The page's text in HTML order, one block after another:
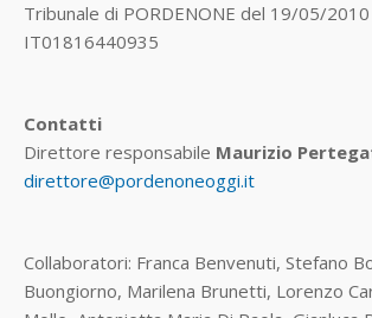
Tribunale di PORDENONE del 19/05/2010
IT01816440935
Contatti
Direttore responsabile Maurizio
direttore@pordenoneoggi.it
Collaboratori: Franca Benvenuti, Stefano
Buongiorno, Marilena Brunetti, Lorenzo